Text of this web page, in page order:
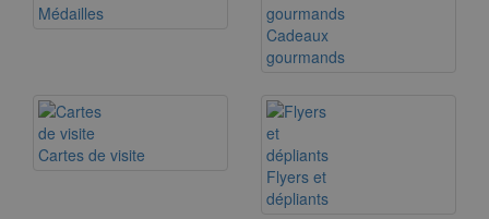
Médailles
Cadeaux
gourmands
Cartes de visite
Flyers et
dépliants